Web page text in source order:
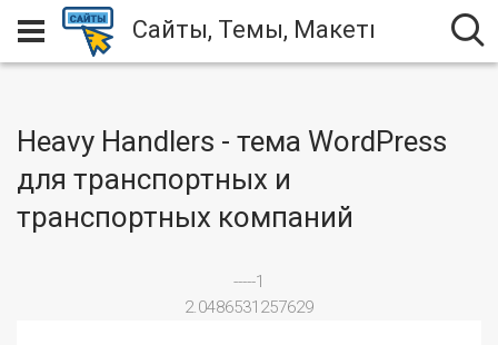
Сайты, Темы, Макеты
Heavy Handlers - тема WordPress
для транспортных и
транспортных компаний
-----1
2.0486531257629